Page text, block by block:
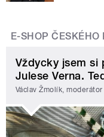
E-SHOP ČESKÉHO
Vždycky jsem si
Julese Verna.
Václav Žmolík, moderátor